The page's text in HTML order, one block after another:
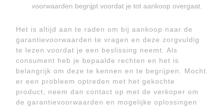
voorwaarden begrijpt voordat je tot aankoop overgaat.
Het is altijd aan te raden om bij aankoop naar de
garantievoorwaarden te vragen en deze zorgvuldig
te lezen voordat je een beslissing neemt. Als
consument heb je bepaalde rechten en het is
belangrijk om deze te kennen en te begrijpen. Mocht
er een probleem optreden met het gekochte
product, neem dan contact op met de verkoper om
de garantievoorwaarden en mogelijke oplossingen